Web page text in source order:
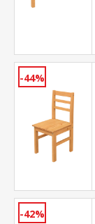
-44%
-42%